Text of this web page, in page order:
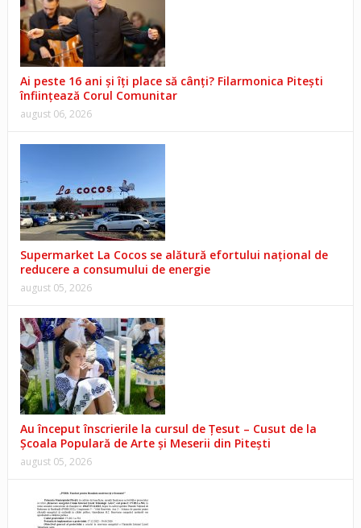
Ai peste 16 ani și îți place să cânți? Filarmonica Pitești
înființează Corul Comunitar
august 06, 2026
Supermarket La Cocos se alătură efortului național de
reducere a consumului de energie
august 05, 2026
Au început înscrierile la cursul de Țesut – Cusut de la
Școala Populară de Arte și Meserii din Pitești
august 05, 2026